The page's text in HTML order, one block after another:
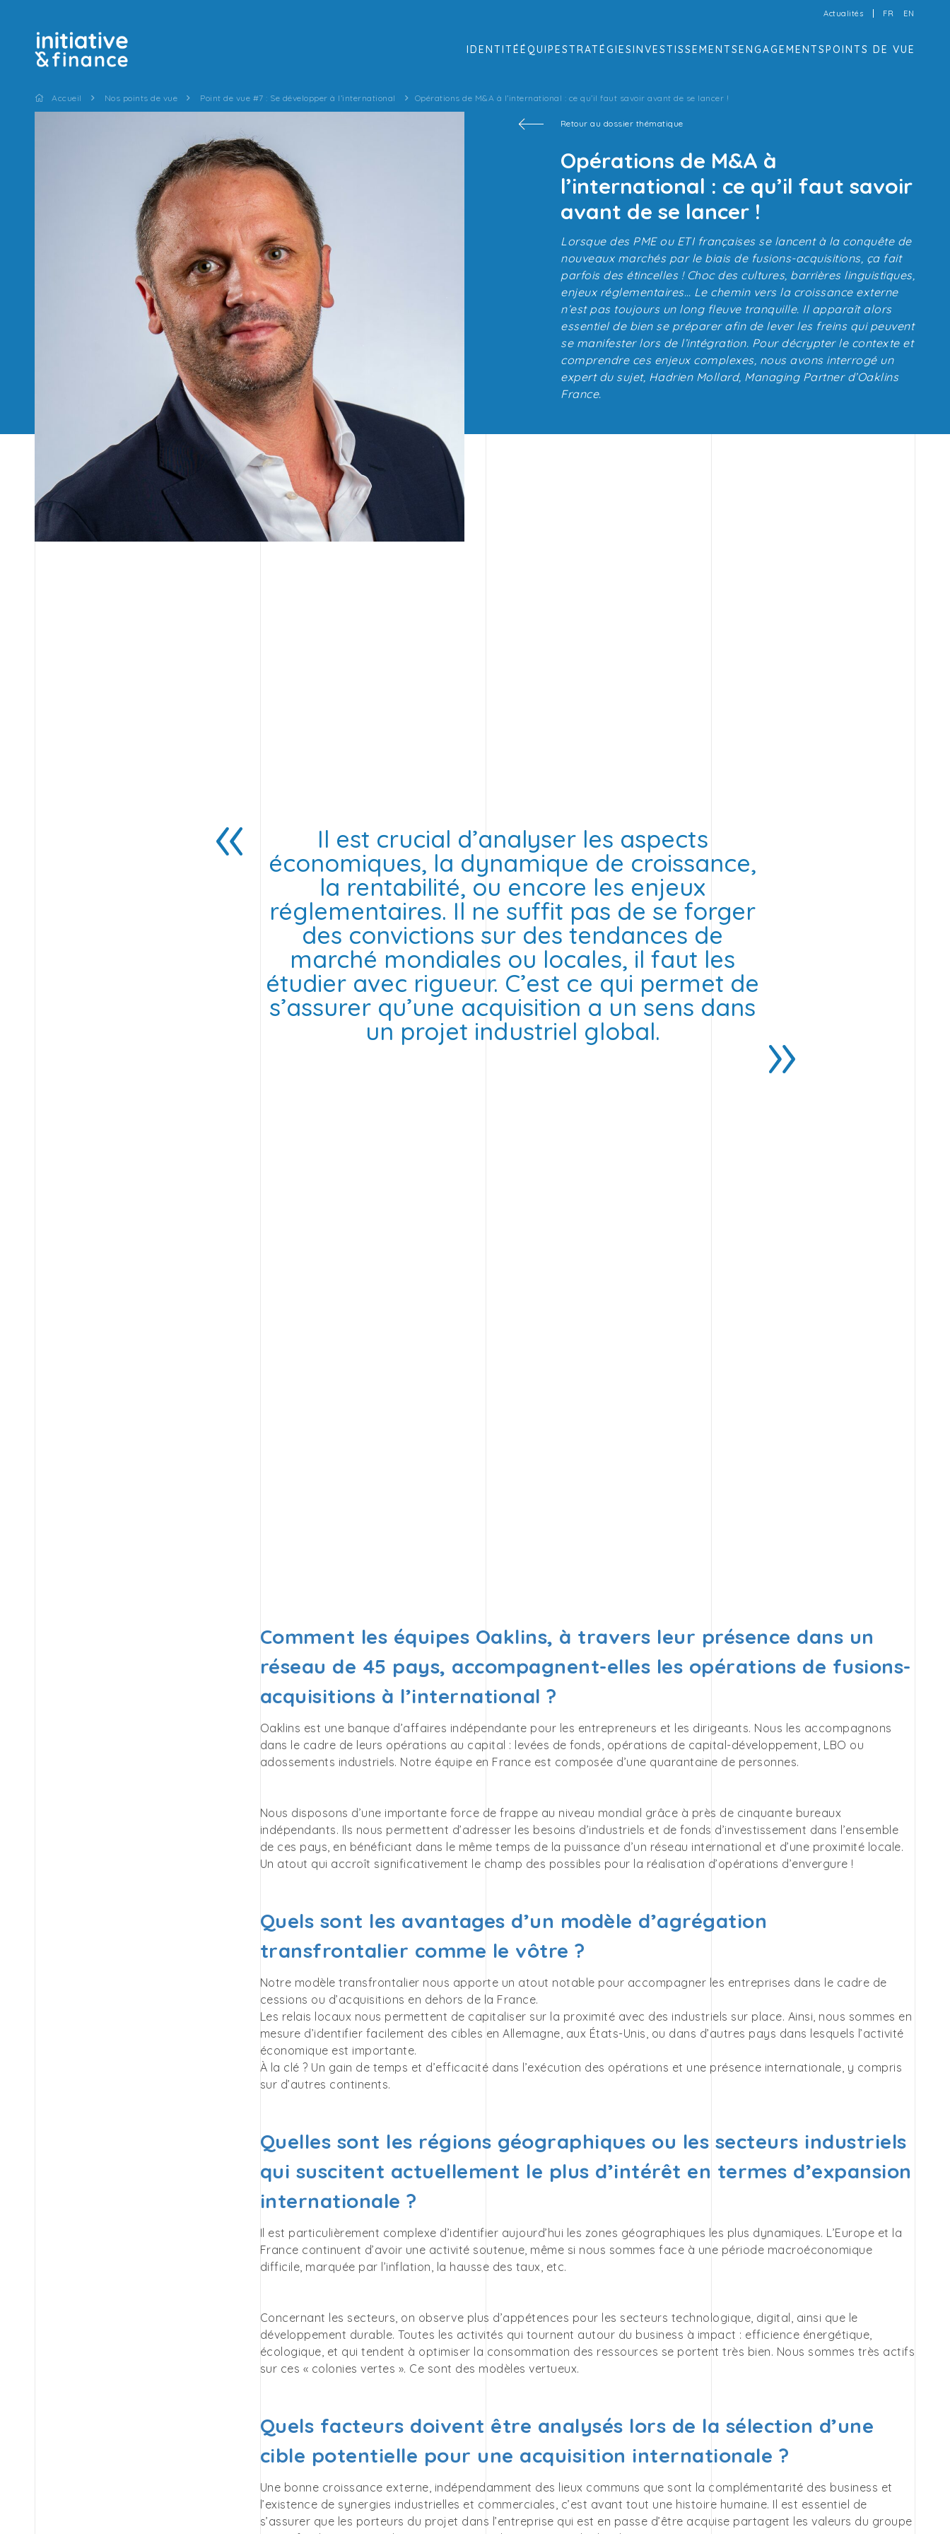
Actualités FR EN
IDENTITÉÉQUIPESTRATÉGIESINVESTISSEMENTSENGAGEMENTSPOINTS DE VUE
Accueil Nos points de vue Point de vue #7 : Se développer à l’international Opérations de M&A à l’international : ce qu’il faut savoir avant de se lancer !
Retour au dossier thématique
Opérations de M&A à
l’international : ce qu’il faut savoir
avant de se lancer !
Lorsque des PME ou ETI françaises se lancent à la conquête de
nouveaux marchés par le biais de fusions-acquisitions, ça fait
parfois des étincelles ! Choc des cultures, barrières linguistiques,
enjeux réglementaires… Le chemin vers la croissance externe
n’est pas toujours un long fleuve tranquille. Il apparaît alors
essentiel de bien se préparer afin de lever les freins qui peuvent
se manifester lors de l’intégration. Pour décrypter le contexte et
comprendre ces enjeux complexes, nous avons interrogé un
expert du sujet, Hadrien Mollard, Managing Partner d’Oaklins
France.
Il est crucial d’analyser les aspects
économiques, la dynamique de croissance,
la rentabilité, ou encore les enjeux
réglementaires. Il ne suffit pas de se forger
des convictions sur des tendances de
marché mondiales ou locales, il faut les
étudier avec rigueur. C’est ce qui permet de
s’assurer qu’une acquisition a un sens dans
un projet industriel global.
Comment les équipes Oaklins, à travers leur présence dans un
réseau de 45 pays, accompagnent-elles les opérations de fusions-
acquisitions à l’international ?
Oaklins est une banque d’affaires indépendante pour les entrepreneurs et les dirigeants. Nous les accompagnons
dans le cadre de leurs opérations au capital : levées de fonds, opérations de capital-développement, LBO ou
adossements industriels. Notre équipe en France est composée d’une quarantaine de personnes.
Nous disposons d’une importante force de frappe au niveau mondial grâce à près de cinquante bureaux
indépendants. Ils nous permettent d’adresser les besoins d’industriels et de fonds d’investissement dans l’ensemble
de ces pays, en bénéficiant dans le même temps de la puissance d’un réseau international et d’une proximité locale.
Un atout qui accroît significativement le champ des possibles pour la réalisation d’opérations d’envergure !
Quels sont les avantages d’un modèle d’agrégation
transfrontalier comme le vôtre ?
Notre modèle transfrontalier nous apporte un atout notable pour accompagner les entreprises dans le cadre de
cessions ou d’acquisitions en dehors de la France.
Les relais locaux nous permettent de capitaliser sur la proximité avec des industriels sur place. Ainsi, nous sommes en
mesure d’identifier facilement des cibles en Allemagne, aux États-Unis, ou dans d’autres pays dans lesquels l’activité
économique est importante.
À la clé ? Un gain de temps et d’efficacité dans l’exécution des opérations et une présence internationale, y compris
sur d’autres continents.
Quelles sont les régions géographiques ou les secteurs industriels
qui suscitent actuellement le plus d’intérêt en termes d’expansion
internationale ?
Il est particulièrement complexe d’identifier aujourd’hui les zones géographiques les plus dynamiques. L’Europe et la
France continuent d’avoir une activité soutenue, même si nous sommes face à une période macroéconomique
difficile, marquée par l’inflation, la hausse des taux, etc.
Concernant les secteurs, on observe plus d’appétences pour les secteurs technologique, digital, ainsi que le
développement durable. Toutes les activités qui tournent autour du business à impact : efficience énergétique,
écologique, et qui tendent à optimiser la consommation des ressources se portent très bien. Nous sommes très actifs
sur ces « colonies vertes ». Ce sont des modèles vertueux.
Quels facteurs doivent être analysés lors de la sélection d’une
cible potentielle pour une acquisition internationale ?
Une bonne croissance externe, indépendamment des lieux communs que sont la complémentarité des business et
l’existence de synergies industrielles et commerciales, c’est avant tout une histoire humaine. Il est essentiel de
s’assurer que les porteurs du projet dans l’entreprise qui est en passe d’être acquise partagent les valeurs du groupe